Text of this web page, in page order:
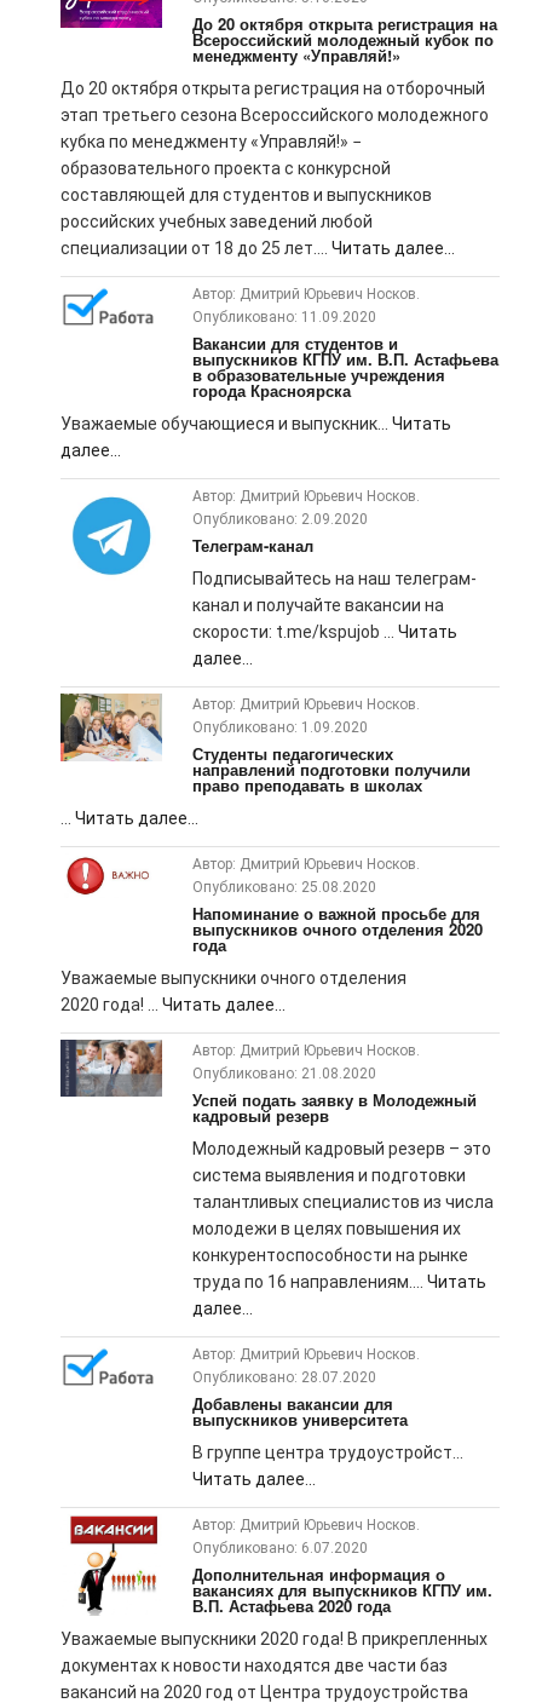
До 20 октября открыта регистрация на
Всероссийский молодежный кубок по
менеджменту «Управляй!»
До 20 октября открыта регистрация на отборочный
этап третьего сезона Всероссийского молодежного
кубка по менеджменту «Управляй!» −
образовательного проекта с конкурсной
составляющей для студентов и выпускников
российских учебных заведений любой
специализации от 18 до 25 лет.... Читать далее...
Автор: Дмитрий Юрьевич Носков.
Опубликовано: 11.09.2020
Вакансии для студентов и
выпускников КГПУ им. В.П. Астафьева
в образовательные учреждения
города Красноярска
Уважаемые обучающиеся и выпускник... Читать
далее...
Автор: Дмитрий Юрьевич Носков.
Опубликовано: 2.09.2020
Телеграм-канал
Подписывайтесь на наш телеграм-
канал и получайте вакансии на
скорости: t.me/kspujob ... Читать
далее...
Автор: Дмитрий Юрьевич Носков.
Опубликовано: 1.09.2020
Студенты педагогических
направлений подготовки получили
право преподавать в школах
Читать далее...
Автор: Дмитрий Юрьевич Носков.
Опубликовано: 25.08.2020
Напоминание о важной просьбе для
выпускников очного отделения 2020
года
Уважаемые выпускники очного отделения
2020 года! ... Читать далее...
Автор: Дмитрий Юрьевич Носков.
Опубликовано: 21.08.2020
Успей подать заявку в Молодежный
кадровый резерв
Молодежный кадровый резерв – это
система выявления и подготовки
талантливых специалистов из числа
молодежи в целях повышения их
конкурентоспособности на рынке
труда по 16 направлениям.... Читать
далее...
Автор: Дмитрий Юрьевич Носков.
Опубликовано: 28.07.2020
Добавлены вакансии для
выпускников университета
В группе центра трудоустройст...
Читать далее...
Автор: Дмитрий Юрьевич Носков.
Опубликовано: 6.07.2020
Дополнительная информация о
вакансиях для выпускников КГПУ им.
В.П. Астафьева 2020 года
Уважаемые выпускники 2020 года! В прикрепленных
документах к новости находятся две части баз
вакансий на 2020 год от Центра трудоустройства